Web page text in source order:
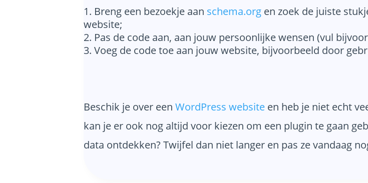
Breng een bezoekje aan schema.orgen zoek de juiste
website;
Pas de code aan, aan jouw persoonlijke wensen (vul
Voeg de code toe aan jouw website, bijvoorbeeld door
Beschik je over een WordPress websiteen heb je niet echt
kan je er ook nog altijd voor kiezen om een plugin te gaan
data ontdekken? Twijfel dan niet langer en pas ze vandaag